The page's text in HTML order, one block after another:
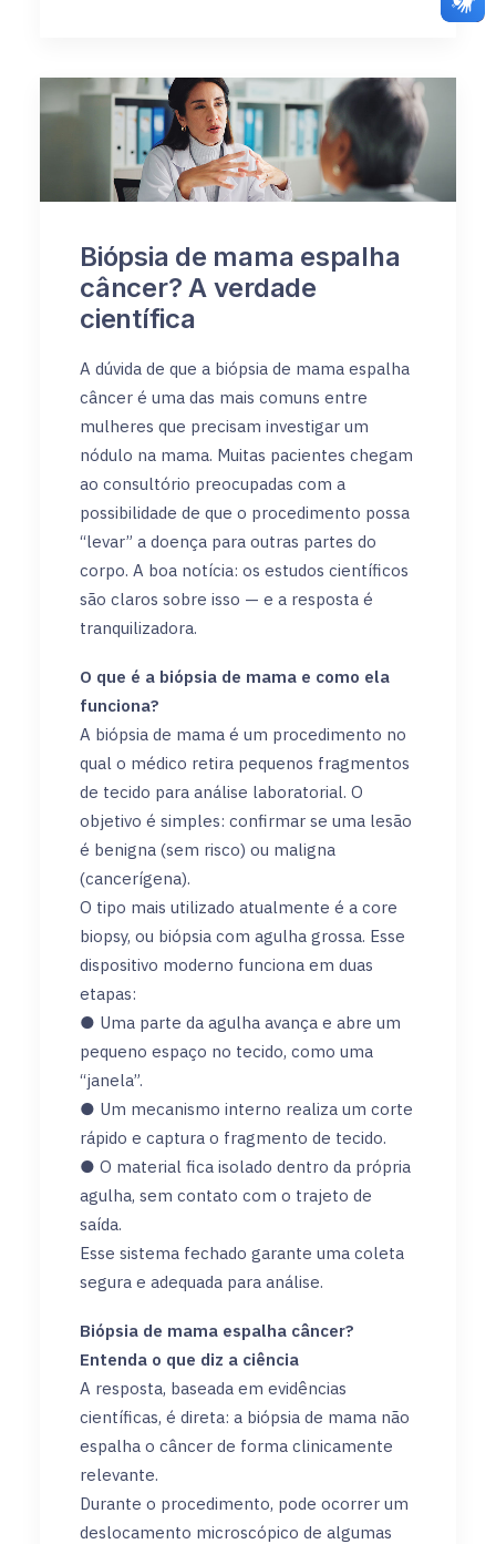
Biópsia de mama espalha
câncer? A verdade
científica
A dúvida de que a biópsia de mama espalha
câncer é uma das mais comuns entre
mulheres que precisam investigar um
nódulo na mama. Muitas pacientes chegam
ao consultório preocupadas com a
possibilidade de que o procedimento possa
“levar” a doença para outras partes do
corpo. A boa notícia: os estudos científicos
são claros sobre isso — e a resposta é
tranquilizadora.
O que é a biópsia de mama e como ela
funciona?
A biópsia de mama é um procedimento no
qual o médico retira pequenos fragmentos
de tecido para análise laboratorial. O
objetivo é simples: confirmar se uma lesão
é benigna (sem risco) ou maligna
(cancerígena).
O tipo mais utilizado atualmente é a core
biopsy, ou biópsia com agulha grossa. Esse
dispositivo moderno funciona em duas
etapas:
● Uma parte da agulha avança e abre um
pequeno espaço no tecido, como uma
“janela”.
● Um mecanismo interno realiza um corte
rápido e captura o fragmento de tecido.
● O material fica isolado dentro da própria
agulha, sem contato com o trajeto de
saída.
Esse sistema fechado garante uma coleta
segura e adequada para análise.
Biópsia de mama espalha câncer?
Entenda o que diz a ciência
A resposta, baseada em evidências
científicas, é direta: a biópsia de mama não
espalha o câncer de forma clinicamente
relevante.
Durante o procedimento, pode ocorrer um
deslocamento microscópico de algumas